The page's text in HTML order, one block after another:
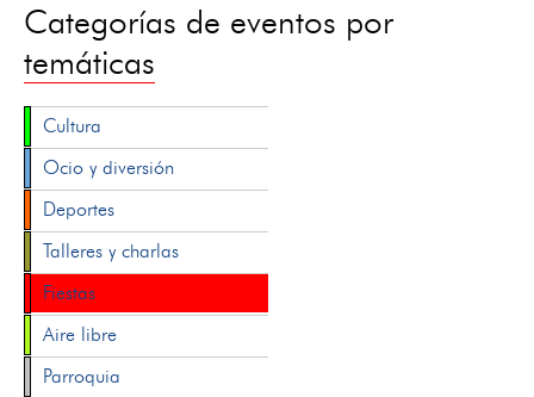
Categorías de eventos por
temáticas
Cultura
Ocio y diversión
Deportes
Talleres y charlas
Fiestas
Aire libre
Parroquia